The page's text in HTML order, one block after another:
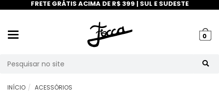
FRETE GRÁTIS ACIMA DE R$ 399 | SUL E SUDESTE
0
INÍCIO ACESSÓRIOS